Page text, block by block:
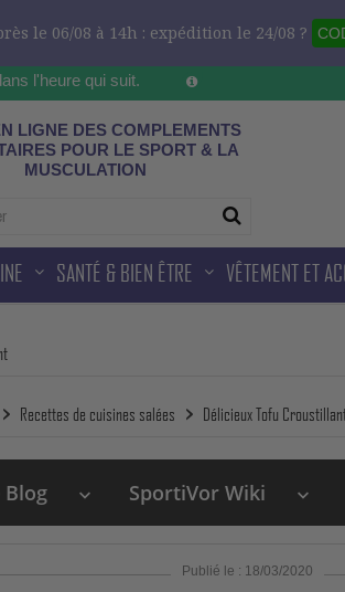
le 06/08 à 14h : expédition le 24/08 ?
l'heure qui suit.
Sur les horaires
LIGNE DES COMPLEMENTS
POUR LE SPORT & LA
MUSCULATION
SANTÉ & BIEN ÊTRE VÊTEMENT ET
Recettes de cuisines salées Délicieux Tofu
keyboard_arrow_down SportiVor Wiki keyboard_arrow_down
Publié le : 18/03/2020